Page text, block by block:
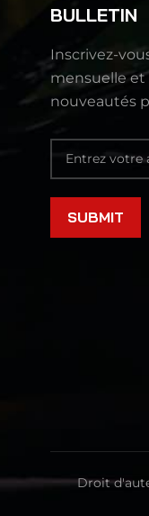
BULLETIN
Inscrivez-
mensuelle et
nouveautés
Droit